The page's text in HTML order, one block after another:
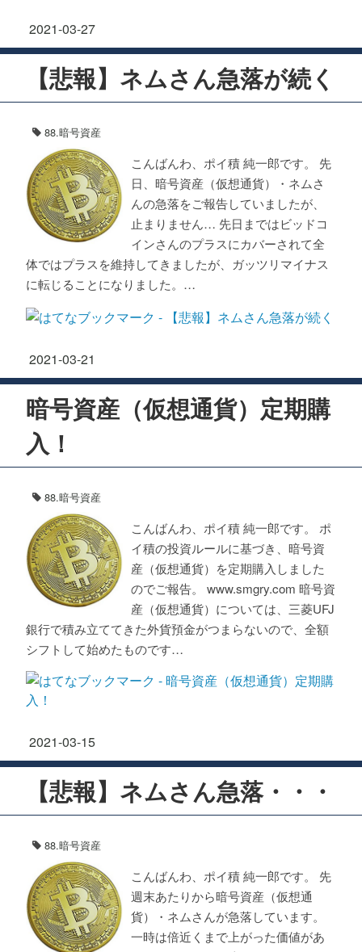
2021-03-27
【悲報】ネムさん急落が続く
88.暗号資産
こんばんわ、ポイ積 純一郎です。 先
日、暗号資産（仮想通貨）・ネムさ
んの急落をご報告していましたが、
止まりません… 先日まではビッドコ
インさんのプラスにカバーされて全
体ではプラスを維持してきましたが、ガッツリマイナス
に転じることになりました。…
2021-03-21
暗号資産（仮想通貨）定期購
入！
88.暗号資産
こんばんわ、ポイ積 純一郎です。 ポ
イ積の投資ルールに基づき、暗号資
産（仮想通貨）を定期購入しました
のでご報告。 www.smgry.com 暗号資
産（仮想通貨）については、三菱UFJ
銀行で積み立ててきた外貨預金がつまらないので、全額
シフトして始めたものです…
2021-03-15
【悲報】ネムさん急落・・・
88.暗号資産
こんばんわ、ポイ積 純一郎です。 先
週末あたりから暗号資産（仮想通
貨）・ネムさんが急落しています。
一時は倍近くまで上がった価値があ